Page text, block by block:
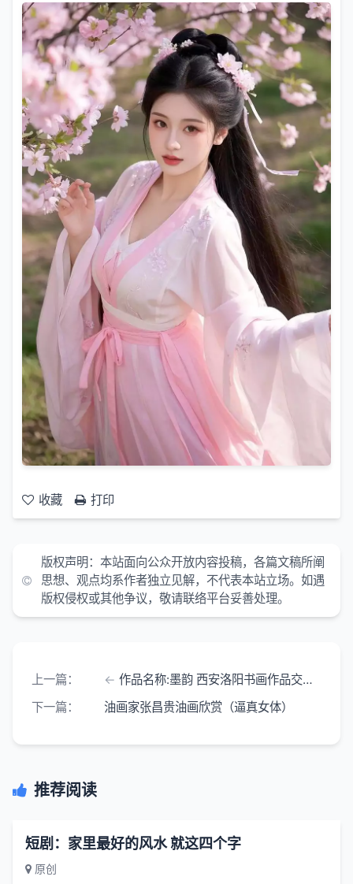
收藏 打印
版权声明：本站面向公众开放内容投稿，各篇文稿所阐
思想、观点均系作者独立见解，不代表本站立场。如遇
版权侵权或其他争议，敬请联络平台妥善处理。
上一篇：
作品名称:墨韵 西安洛阳书画作品交流展暨美术创作活动
下一篇：
油画家张昌贵油画欣赏（逼真女体）
推荐阅读
短剧：家里最好的风水 就这四个字
原创